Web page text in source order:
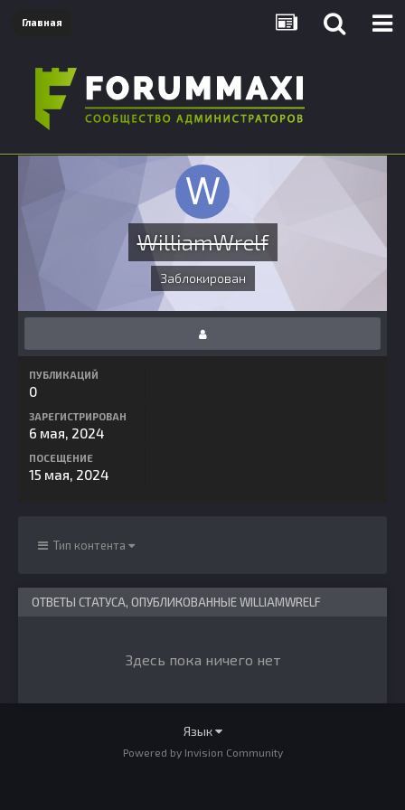
Главная
WilliamWrelf
Заблокирован
ПУБЛИКАЦИЙ
0
ЗАРЕГИСТРИРОВАН
6 мая, 2024
ПОСЕЩЕНИЕ
15 мая, 2024
Тип контента
ОТВЕТЫ СТАТУСА, ОПУБЛИКОВАННЫЕ WILLIAMWRELF
Здесь пока ничего нет
Язык
Powered by Invision Community